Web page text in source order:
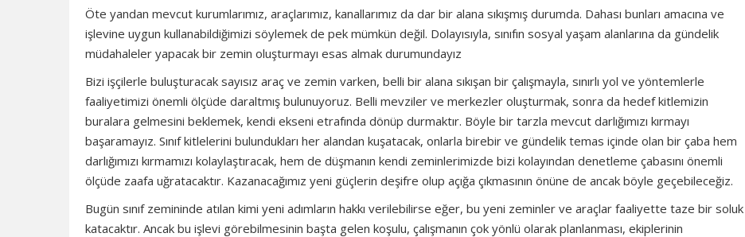
Öte yandan mevcut kurumlarımız, araçlarımız, kanallarımız da dar bir alana sıkışmış durumda. Dahası bunları amacına ve
işlevine uygun kullanabildiğimizi söylemek de pek mümkün değil. Dolayısıyla, sınıfın sosyal yaşam alanlarına da gündelik
müdahaleler yapacak bir zemin oluşturmayı esas almak durumundayız
Bizi işçilerle buluşturacak sayısız araç ve zemin varken, belli bir alana sıkışan bir çalışmayla, sınırlı yol ve yöntemlerle
faaliyetimizi önemli ölçüde daraltmış bulunuyoruz. Belli mevziler ve merkezler oluşturmak, sonra da hedef kitlemizin
buralara gelmesini beklemek, kendi ekseni etrafında dönüp durmaktır. Böyle bir tarzla mevcut darlığımızı kırmayı
başaramayız. Sınıf kitlelerini bulundukları her alandan kuşatacak, onlarla birebir ve gündelik temas içinde olan bir çaba hem
darlığımızı kırmamızı kolaylaştıracak, hem de düşmanın kendi zeminlerimizde bizi kolayından denetleme çabasını önemli
ölçüde zaafa uğratacaktır. Kazanacağımız yeni güçlerin deşifre olup açığa çıkmasının önüne de ancak böyle geçebileceğiz.
Bugün sınıf zemininde atılan kimi yeni adımların hakkı verilebilirse eğer, bu yeni zeminler ve araçlar faaliyette taze bir soluk
katacaktır. Ancak bu işlevi görebilmesinin başta gelen koşulu, çalışmanın çok yönlü olarak planlanması, ekiplerinin